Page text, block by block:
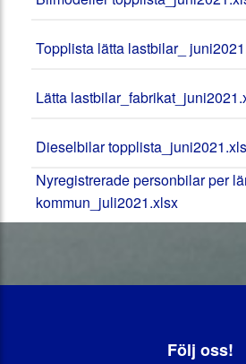
Topplista lätta lastbilar_
Lätta
Dieselbilar
Nyregistrerade personbilar per
kommun_juli2021.xlsx
Följ oss!